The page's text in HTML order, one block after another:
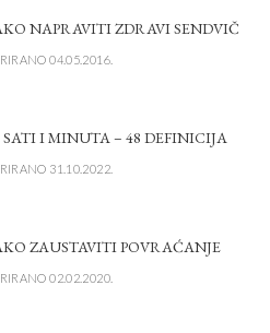
NAPRAVITI ZDRAVI SENDVIČ
04.05.2016.
SATI I MINUTA – 48 DEFINICIJA
31.10.2022.
ZAUSTAVITI POVRAĆANJE
02.02.2020.